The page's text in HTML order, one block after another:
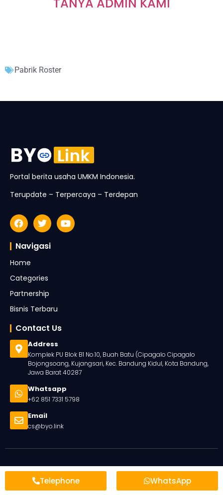
TANYA ADMIN KAMI
Pabrik Roster
Portal berita usaha UMKM Indonesia.
Terupdate – Terpercaya – Terdepan
Navigasi
Home
Categories
Partnership
Bisnis Terbaru
Contact Us
Address
Komplek PU Blok B1 No.10, Buah Batu (Cipagalo Cipagalo
Bojongsoang, Kujangsari, Kec. Bandung Kidul, Kota Bandung,
Jawa Barat 40287
Whatsapp
+62 851 7331 5798
Email
cs@byo.link
Telephone WhatsApp